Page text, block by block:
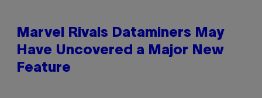
Marvel Rivals Dataminers May
Have Uncovered a Major New
Feature